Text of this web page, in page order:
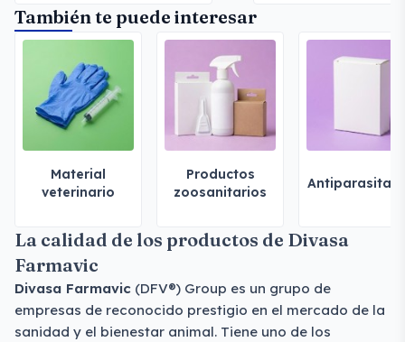
También te puede interesar
Material
veterinario
Productos
zoosanitarios
La calidad de los productos de Divasa
Farmavic
Divasa Farmavic (DFV®) Group es un grupo de
empresas de reconocido prestigio en el mercado de la
sanidad y el bienestar animal. Tiene uno de los